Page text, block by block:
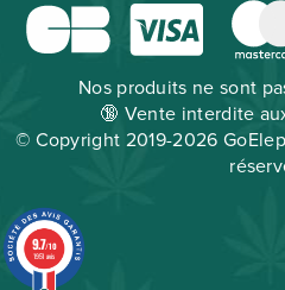
Nos produits ne sont
🔞 Vente interdite
© Copyright 2019-2026
9.7/10
1951 avis